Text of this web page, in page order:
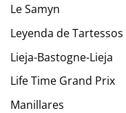
Le Samyn
Leyenda de Tartessos
Lieja-Bastogne-Lieja
Life Time Grand Prix
Manillares